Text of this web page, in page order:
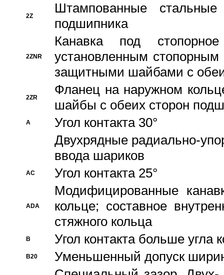
2Z
Штампованные
подшипника
2ZNR
Канавка под
установленным
защитными шайбами с
2ZR
Фланец на наружном
шайбы с обеих сторон
A
Угол контакта 30°
Двухрядные радиально-
ввода шариков
AC Угол контакта 25°
ADA
Модифицированные
кольце; составное
стяжного кольца
B Угол контакта больше угла
B20 Уменьшенный допуск